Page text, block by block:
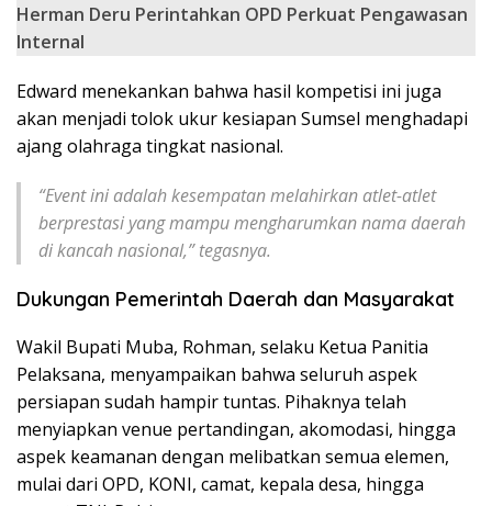
Herman Deru Perintahkan OPD Perkuat Pengawasan
Internal
Edward menekankan bahwa hasil kompetisi ini juga
akan menjadi tolok ukur kesiapan Sumsel menghadapi
ajang olahraga tingkat nasional.
“Event ini adalah kesempatan melahirkan atlet-atlet
berprestasi yang mampu mengharumkan nama daerah
di kancah nasional,” tegasnya.
Dukungan Pemerintah Daerah dan Masyarakat
Wakil Bupati Muba, Rohman, selaku Ketua Panitia
Pelaksana, menyampaikan bahwa seluruh aspek
persiapan sudah hampir tuntas. Pihaknya telah
menyiapkan venue pertandingan, akomodasi, hingga
aspek keamanan dengan melibatkan semua elemen,
mulai dari OPD, KONI, camat, kepala desa, hingga